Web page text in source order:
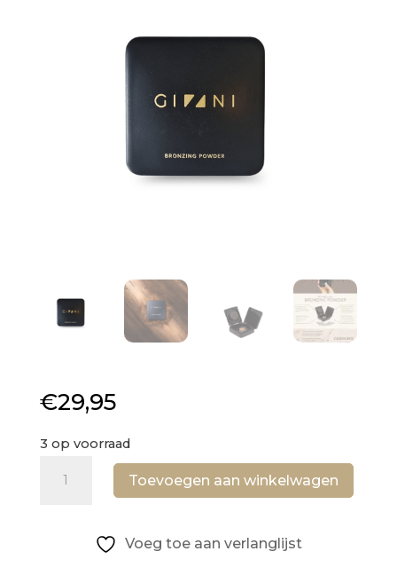
€29,95
3 op voorraad
Toevoegen aan winkelwagen
Voeg toe aan verlanglijst